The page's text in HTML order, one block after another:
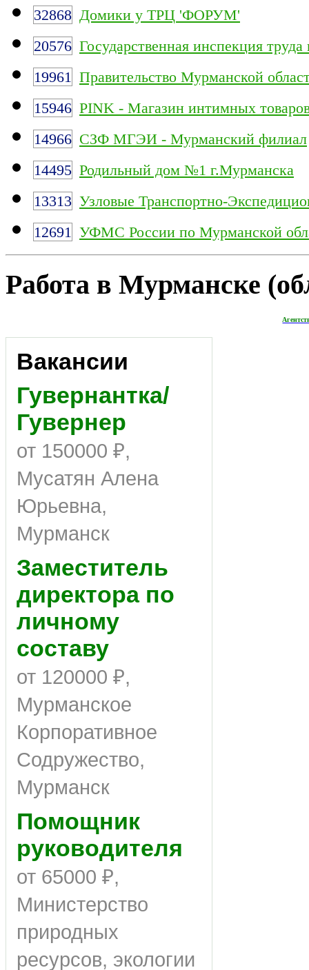
32868 Домики у ТРЦ 'ФОРУМ'
20576 Государственная инспекция
19961 Правительство Мурманской
15946 PINK - Магазин интимных
14966 СЗФ МГЭИ - Мурманский филиал
14495 Родильный дом №1 г.Мурманска
13313 Узловые Транспортно-
12691 УФМС России по Мурманской
Работа в Мурманске
Вакансии
Гувернантка/
Гувернер
от 150000 ₽,
Мусатян Алена
Юрьевна,
Мурманск
Заместитель
директора по
личному
составу
от 120000 ₽,
Мурманское
Корпоративное
Содружество,
Мурманск
Помощник
руководителя
от 65000 ₽,
Министерство
природных
ресурсов, экологии